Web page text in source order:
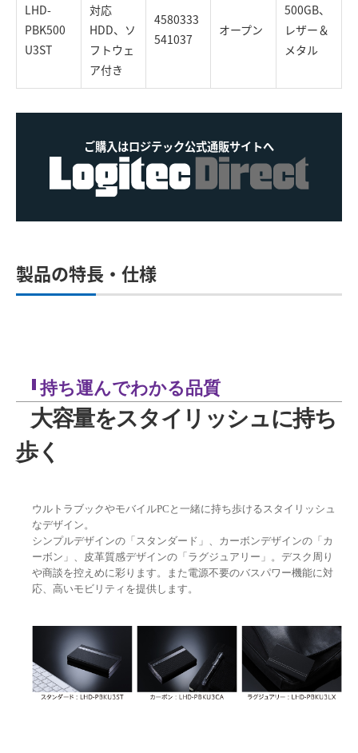
LHD-
PBK500
U3ST
対応
HDD、ソ
フトウェ
ア付き
4580333
541037
オープン
500GB、
レザー＆
メタル
ご購入はロジテック公式通販サイトへ
製品の特長・仕様
持ち運んでわかる品質
大容量をスタイリッシュに持ち
歩く
ウルトラブックやモバイルPCと一緒に持ち歩けるスタイリッシュ
なデザイン。
シンプルデザインの「スタンダード」、カーボンデザインの「カ
ーボン」、皮革質感デザインの「ラグジュアリー」。デスク周り
や商談を控えめに彩ります。また電源不要のバスパワー機能に対
応、高いモビリティを提供します。